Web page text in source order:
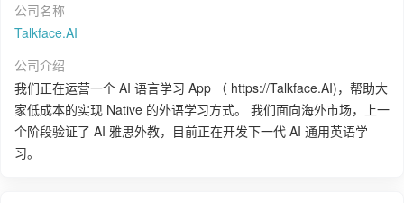
公司名称
Talkface.AI
公司介绍
我们正在运营一个 AI 语言学习 App （ https://Talkface.AI)，帮助大
家低成本的实现 Native 的外语学习方式。 我们面向海外市场，上一
个阶段验证了 AI 雅思外教，目前正在开发下一代 AI 通用英语学
习。